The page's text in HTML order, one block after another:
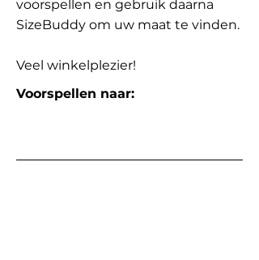
voorspellen en gebruik daarna
SizeBuddy om uw maat te vinden.
Veel winkelplezier!
Voorspellen naar: